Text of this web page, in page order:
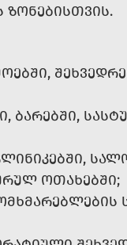
ᲖᲝᲜᲔᲑᲘᲡᲗᲕᲘᲡ.
ᲑᲐᲠᲔᲑᲨᲘ,
ᲝᲗᲐᲮᲔᲑᲨᲘ;